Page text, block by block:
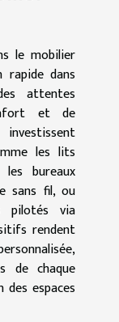
le mobilier
rapide dans
attentes
et de
les lits
les bureaux
sans fil, ou
pilotés via
rendent
de chaque
espaces